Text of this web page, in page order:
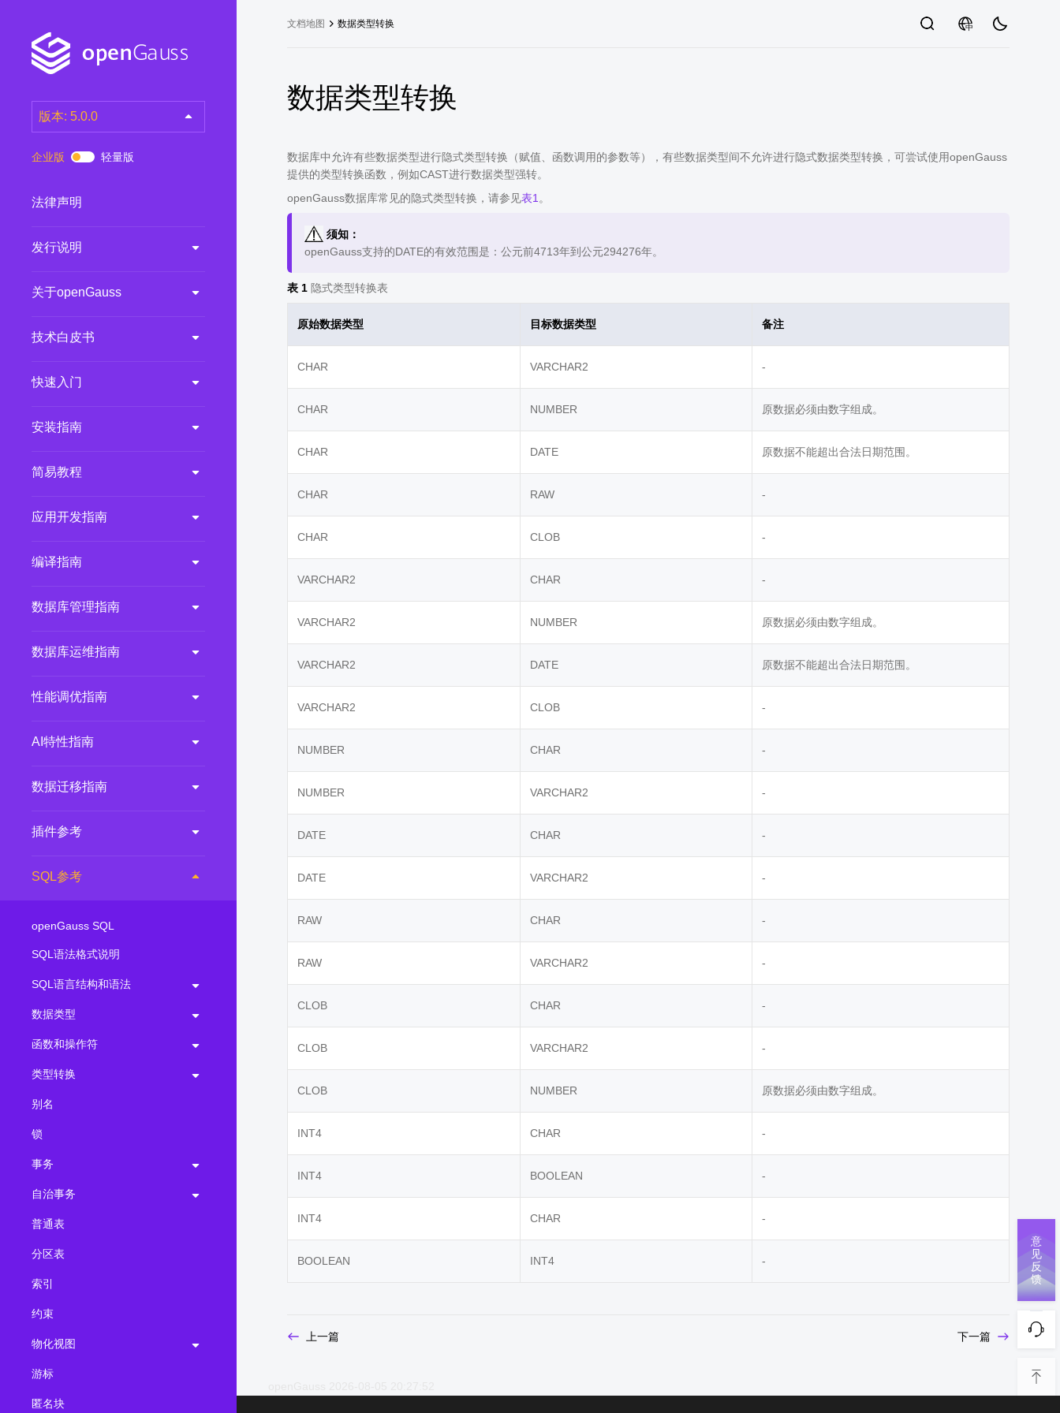
版本: 5.0.0
7.0.0-RC2
6.0.0 (LTS)
5.1.0 (Preview)
2.0.0 (LTS)
3.1.0 (EOM)
2.0.1 (EOM)
1.0.1 (EOM)
企业版 轻量版
法律声明
发行说明
关于openGauss
技术白皮书
快速入门
安装指南
简易教程
应用开发指南
编译指南
数据库管理指南
数据库运维指南
性能调优指南
AI特性指南
数据迁移指南
插件参考
SQL参考
openGauss SQL
SQL语法格式说明
SQL语言结构和语法
数据类型
函数和操作符
类型转换
别名
锁
事务
自治事务
普通表
分区表
索引
约束
物化视图
游标
匿名块
文档地图 数据类型转换 中
数据类型转换
数据库中允许有些数据类型进行隐式类型转换（赋值、函数调用的参数等），有些数据类型间不允许进行隐式数据类型转换，可尝试使用openGauss
提供的类型转换函数，例如CAST进行数据类型强转。
openGauss数据库常见的隐式类型转换，请参见表1 。
须知：
openGauss支持的DATE的有效范围是：公元前4713年到公元294276年。
表 1 隐式类型转换表
原始数据类型 目标数据类型 备注
CHAR VARCHAR2 -
CHAR NUMBER 原数据必须由数字组成。
CHAR DATE 原数据不能超出合法日期范围。
CHAR RAW -
CHAR CLOB -
VARCHAR2 CHAR -
VARCHAR2 NUMBER 原数据必须由数字组成。
VARCHAR2 DATE 原数据不能超出合法日期范围。
VARCHAR2 CLOB -
NUMBER CHAR -
NUMBER VARCHAR2 -
DATE CHAR -
DATE VARCHAR2 -
RAW CHAR -
RAW VARCHAR2 -
CLOB CHAR -
CLOB VARCHAR2 -
CLOB NUMBER 原数据必须由数字组成。
INT4 CHAR -
INT4 BOOLEAN -
INT4 CHAR -
BOOLEAN INT4 -
上一篇 下一篇
意
见
反
馈